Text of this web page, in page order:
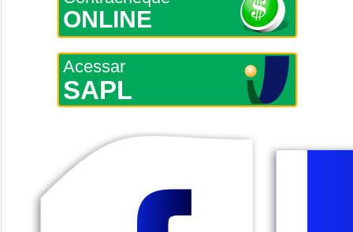
ONLINE
Acessar
SAPL